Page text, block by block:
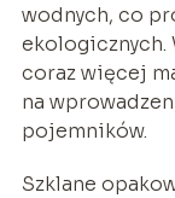
wodnych, co
ekologicznych.
coraz więcej
na
pojemników.
Szklane